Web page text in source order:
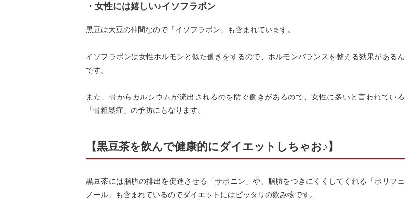
・女性には嬉しい♪イソフラボン
黒豆は大豆の仲間なので「イソフラボン」も含まれています。
イソフラボンは女性ホルモンと似た働きをするので、ホルモンバランスを整える効果があるん
です。
また、骨からカルシウムが流出されるのを防ぐ働きがあるので、女性に多いと言われている
「骨粗鬆症」の予防にもなります。
【黒豆茶を飲んで健康的にダイエットしちゃお♪】
黒豆茶には脂肪の排出を促進させる「サポニン」や、脂肪をつきにくくしてくれる「ポリフェ
ノール」も含まれているのでダイエットにはピッタリの飲み物です。